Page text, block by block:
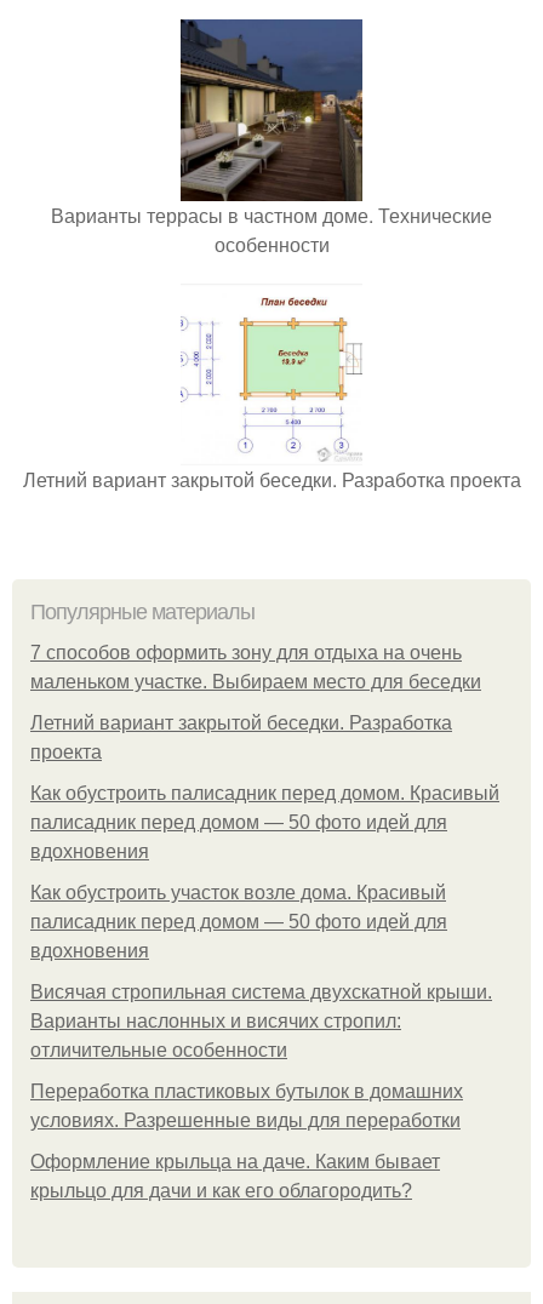
Варианты террасы в частном доме. Технические
особенности
Летний вариант закрытой беседки. Разработка проекта
Популярные материалы
7 способов оформить зону для отдыха на очень
маленьком участке. Выбираем место для беседки
Летний вариант закрытой беседки. Разработка
проекта
Как обустроить палисадник перед домом. Красивый
палисадник перед домом — 50 фото идей для
вдохновения
Как обустроить участок возле дома. Красивый
палисадник перед домом — 50 фото идей для
вдохновения
Висячая стропильная система двухскатной крыши.
Варианты наслонных и висячих стропил:
отличительные особенности
Переработка пластиковых бутылок в домашних
условиях. Разрешенные виды для переработки
Оформление крыльца на даче. Каким бывает
крыльцо для дачи и как его облагородить?